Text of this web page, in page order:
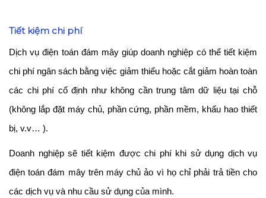
Tiết kiệm chi phí
Dịch vụ điện toán đám mây giúp doanh nghiệp có thể tiết kiệm
chi phí ngân sách bằng việc giảm thiểu hoặc cắt giảm hoàn toàn
các chi phí cố định như không cần trung tâm dữ liệu tại chỗ
(không lắp đặt máy chủ, phần cứng, phần mềm, khấu hao thiết
bị, v.v… ).
Doanh nghiệp sẽ tiết kiệm được chi phí khi sử dụng dịch vụ
điện toán đám mây trên máy chủ ảo vì họ chỉ phải trả tiền cho
các dịch vụ và nhu cầu sử dụng của mình.